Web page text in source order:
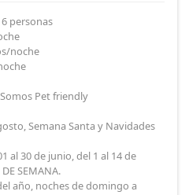
6 personas
noche
Pet friendly
Semana Santa y Navidades
al 30 de junio, del 1 al 14 de
SEMANA.
año, noches de domingo a